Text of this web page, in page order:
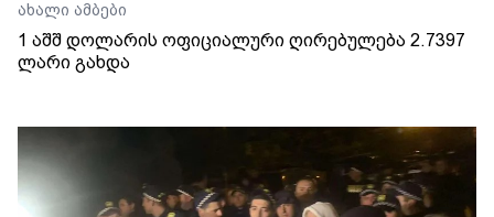
ახალი ამბები
1 აშშ დოლარის ოფიციალური ღირებულება 2.7397
ლარი გახდა